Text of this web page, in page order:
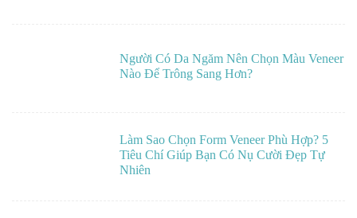
Người Có Da Ngăm Nên Chọn Màu Veneer
Nào Để Trông Sang Hơn?
Làm Sao Chọn Form Veneer Phù Hợp? 5
Tiêu Chí Giúp Bạn Có Nụ Cười Đẹp Tự
Nhiên